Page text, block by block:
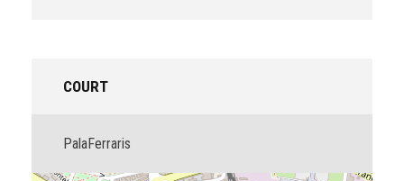
COURT
PalaFerraris